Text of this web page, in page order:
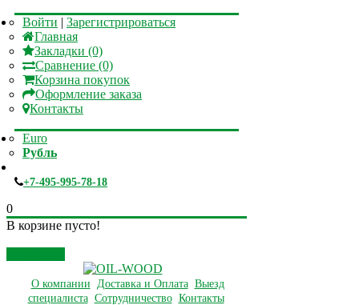
Войти | Зарегистрироваться
Главная
Закладки (0)
Сравнение (0)
Корзина покупок
Оформление заказа
Контакты
Euro
Рубль
+7-495-995-78-18
0
В корзине пусто!
О компании Доставка и Оплата Выезд
специалиста Сотрудничество Контакты